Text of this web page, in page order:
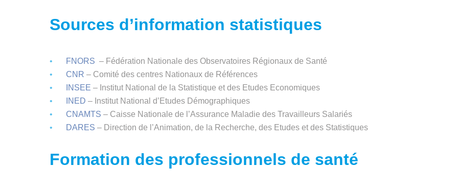
Sources d’information statistiques
FNORS – Fédération Nationale des Observatoires Régionaux de Santé
CNR – Comité des centres Nationaux de Références
INSEE – Institut National de la Statistique et des Etudes Economiques
INED – Institut National d’Etudes Démographiques
CNAMTS – Caisse Nationale de l’Assurance Maladie des Travailleurs Salariés
DARES – Direction de l’Animation, de la Recherche, des Etudes et des Statistiques
Formation des professionnels de santé